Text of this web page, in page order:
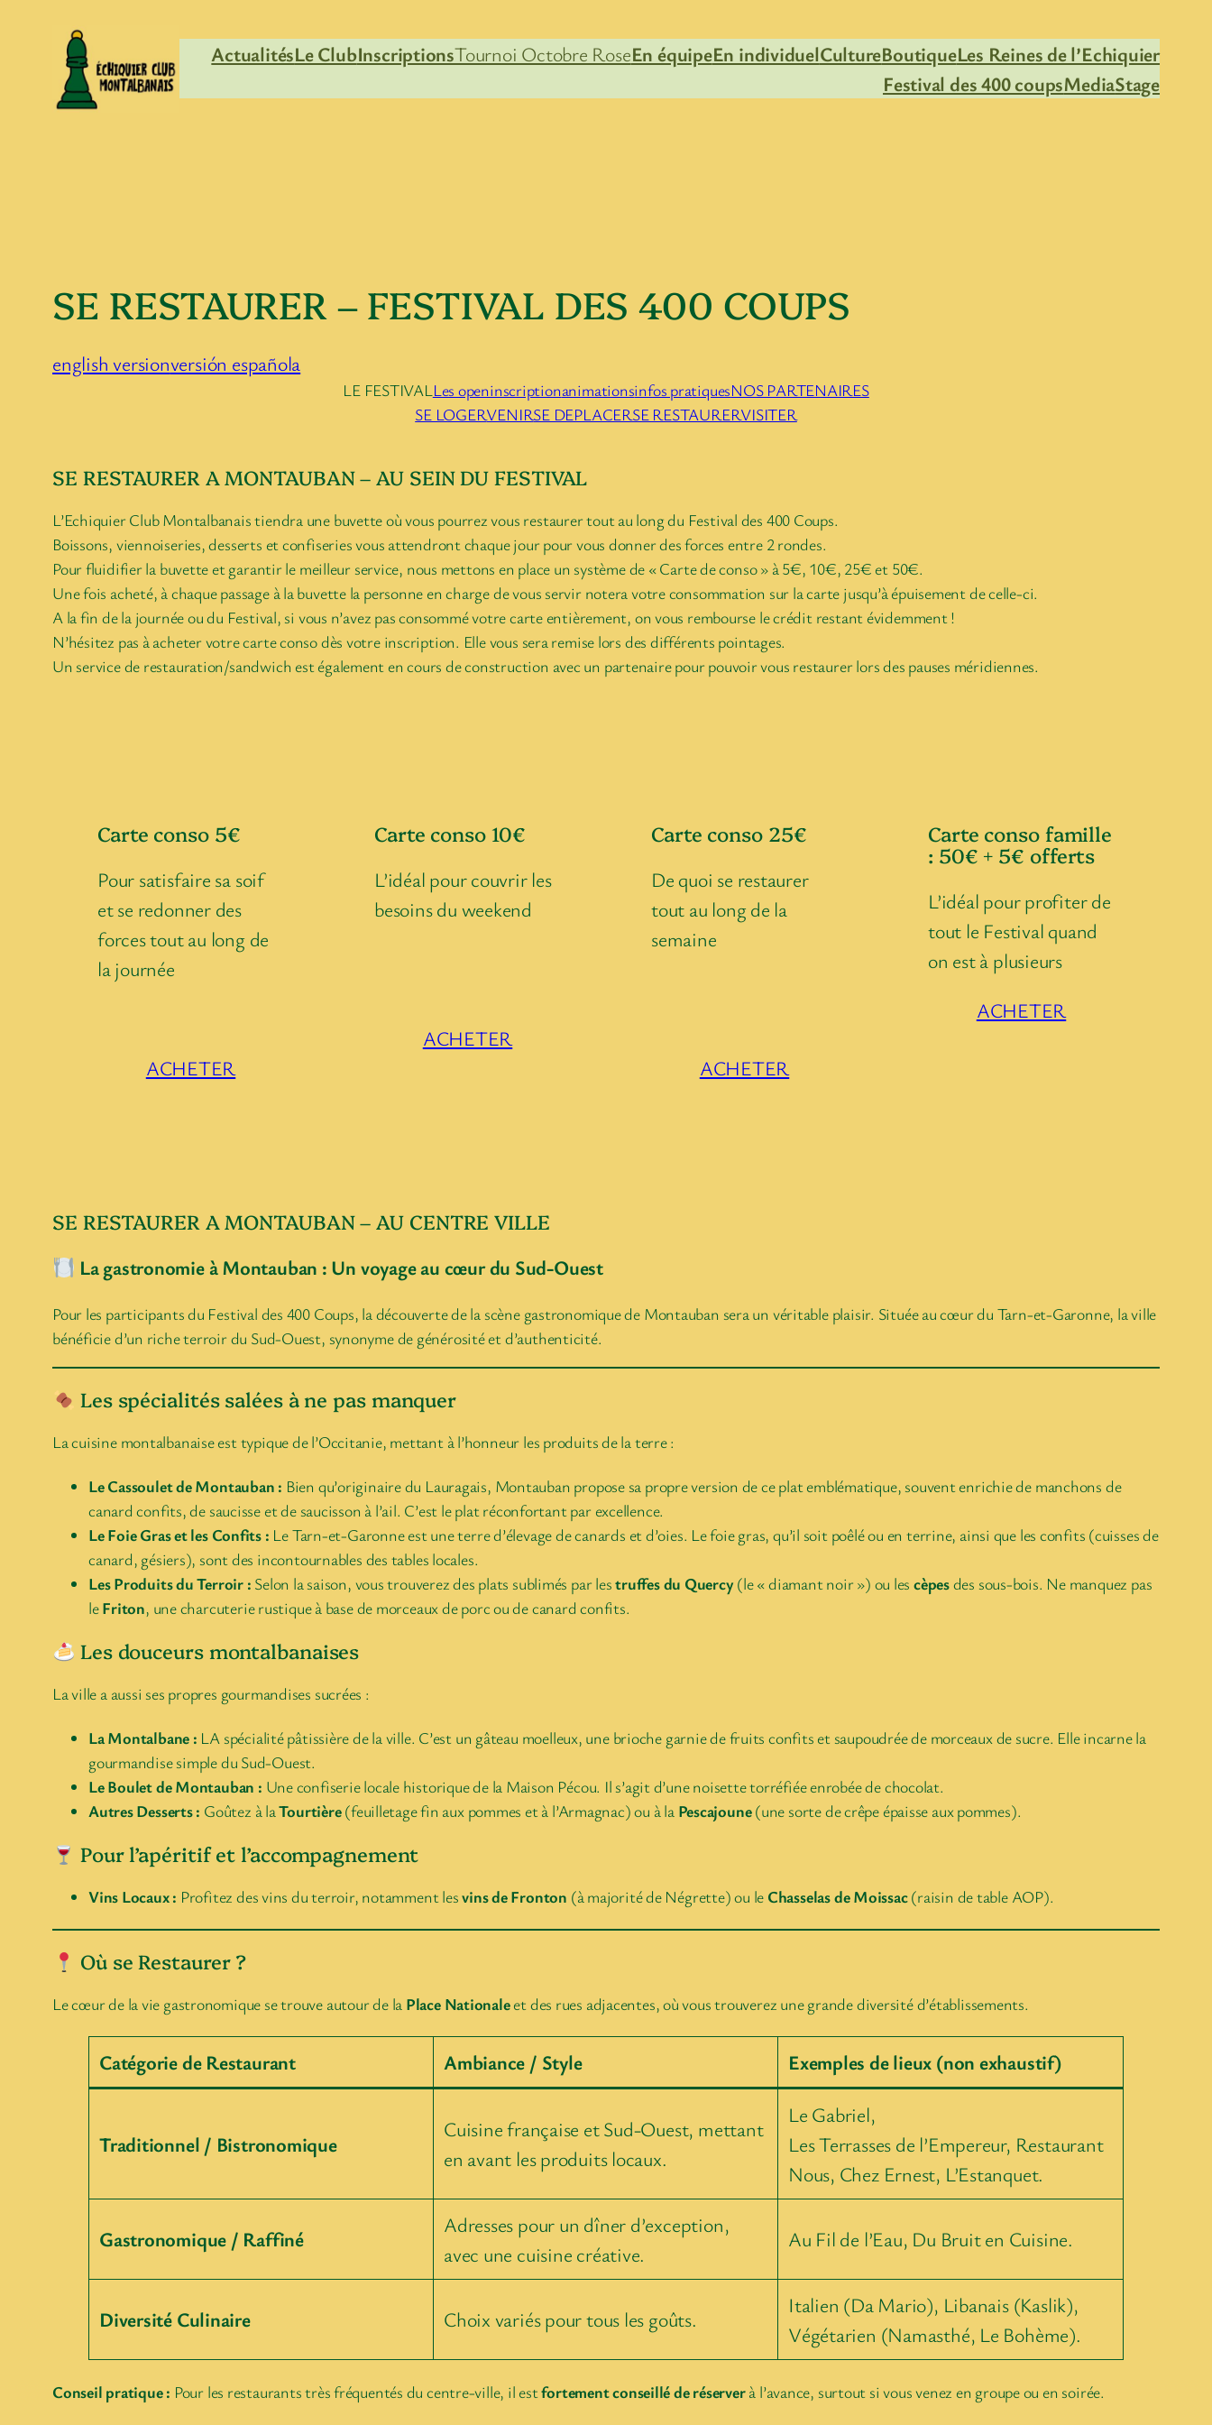
contenu
ActualitésLe ClubInscriptionsTournoi Octobre RoseEn équipeEn individuelCultureBoutiqueLes Reines de l’Echiquier
Festival des 400 coupsMediaStage
SE RESTAURER – FESTIVAL DES 400 COUPS
english versionversión española
LE FESTIVALLes openinscriptionanimationsinfos pratiquesNOS PARTENAIRES
SE LOGERVENIRSE DEPLACERSE RESTAURERVISITER
SE RESTAURER A MONTAUBAN – AU SEIN DU FESTIVAL
L’Echiquier Club Montalbanais tiendra une buvette où vous pourrez vous restaurer tout au long du Festival des 400 Coups.
Boissons, viennoiseries, desserts et confiseries vous attendront chaque jour pour vous donner des forces entre 2 rondes.
Pour fluidifier la buvette et garantir le meilleur service, nous mettons en place un système de « Carte de conso » à 5€, 10€, 25€ et 50€.
Une fois acheté, à chaque passage à la buvette la personne en charge de vous servir notera votre consommation sur la carte jusqu’à épuisement de celle-ci.
A la fin de la journée ou du Festival, si vous n’avez pas consommé votre carte entièrement, on vous rembourse le crédit restant évidemment !
N’hésitez pas à acheter votre carte conso dès votre inscription. Elle vous sera remise lors des différents pointages.
Un service de restauration/sandwich est également en cours de construction avec un partenaire pour pouvoir vous restaurer lors des pauses méridiennes.
Carte conso 5€
Pour satisfaire sa soif
et se redonner des
forces tout au long de
la journée
ACHETER
Carte conso 10€
L’idéal pour couvrir les
besoins du weekend
ACHETER
Carte conso 25€
De quoi se restaurer
tout au long de la
semaine
ACHETER
Carte conso famille
: 50€ + 5€ offerts
L’idéal pour profiter de
tout le Festival quand
on est à plusieurs
ACHETER
SE RESTAURER A MONTAUBAN – AU CENTRE VILLE
La gastronomie à Montauban : Un voyage au cœur du Sud-Ouest
Pour les participants du Festival des 400 Coups, la découverte de la scène gastronomique de Montauban sera un véritable plaisir. Située au cœur du Tarn-et-Garonne, la ville
bénéficie d’un riche terroir du Sud-Ouest, synonyme de générosité et d’authenticité.
Les spécialités salées à ne pas manquer
La cuisine montalbanaise est typique de l’Occitanie, mettant à l’honneur les produits de la terre :
Le Cassoulet de Montauban : Bien qu’originaire du Lauragais, Montauban propose sa propre version de ce plat emblématique, souvent enrichie de manchons de
canard confits, de saucisse et de saucisson à l’ail. C’est le plat réconfortant par excellence.
Le Foie Gras et les Confits : Le Tarn-et-Garonne est une terre d’élevage de canards et d’oies. Le foie gras, qu’il soit poêlé ou en terrine, ainsi que les confits (cuisses de
canard, gésiers), sont des incontournables des tables locales.
Les Produits du Terroir : Selon la saison, vous trouverez des plats sublimés par lestruffes du Quercy(le « diamant noir ») ou les cèpesdes sous-bois. Ne manquez pas
leFriton, une charcuterie rustique à base de morceaux de porc ou de canard confits.
Les douceurs montalbanaises
La ville a aussi ses propres gourmandises sucrées :
La Montalbane : LA spécialité pâtissière de la ville. C’est un gâteau moelleux, une brioche garnie de fruits confits et saupoudrée de morceaux de sucre. Elle incarne la
gourmandise simple du Sud-Ouest.
Le Boulet de Montauban : Une confiserie locale historique de la Maison Pécou. Il s’agit d’une noisette torréfiée enrobée de chocolat.
Autres Desserts : Goûtez à laTourtière(feuilletage fin aux pommes et à l’Armagnac) ou à la Pescajoune(une sorte de crêpe épaisse aux pommes).
Pour l’apéritif et l’accompagnement
Vins Locaux : Profitez des vins du terroir, notamment lesvins de Fronton (à majorité de Négrette) ou le Chasselas de Moissac(raisin de table AOP).
Où se Restaurer ?
Le cœur de la vie gastronomique se trouve autour de la Place Nationaleet des rues adjacentes, où vous trouverez une grande diversité d’établissements.
Catégorie de Restaurant Ambiance / Style Exemples de lieux (non exhaustif)
Traditionnel / Bistronomique
Cuisine française et Sud-Ouest, mettant
en avant les produits locaux.
Le Gabriel,
Les Terrasses de l’Empereur, Restaurant
Nous, Chez Ernest, L’Estanquet.
Gastronomique / Raffiné
Adresses pour un dîner d’exception,
avec une cuisine créative.
Au Fil de l’Eau, Du Bruit en Cuisine.
Diversité Culinaire Choix variés pour tous les goûts.
Italien (Da Mario), Libanais (Kaslik),
Végétarien (Namasthé, Le Bohème).
Conseil pratique : Pour les restaurants très fréquentés du centre-ville, il estfortement conseillé de réserverà l’avance, surtout si vous venez en groupe ou en soirée.